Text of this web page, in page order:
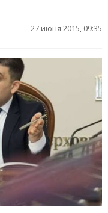
27 июня 2015, 09:35